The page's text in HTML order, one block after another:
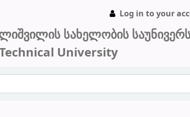
Log in to your
სახელობის
University